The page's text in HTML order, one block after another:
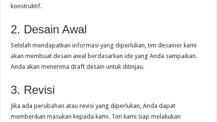
konstruktif.
2. Desain Awal
Setelah mendapatkan informasi yang diperlukan, tim desainer kami
akan membuat desain awal berdasarkan ide yang Anda sampaikan.
Anda akan menerima draft desain untuk ditinjau.
3. Revisi
Jika ada perubahan atau revisi yang diperlukan, Anda dapat
memberikan masukan kepada kami. Tim kami siap melakukan